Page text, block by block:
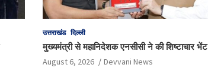
उत्तराखंड दिल्ली
मुख्यमंत्री से महानिदेशक एनसीसी ने की शिष्टाचार भेंट
August 6, 2026 Devvani News